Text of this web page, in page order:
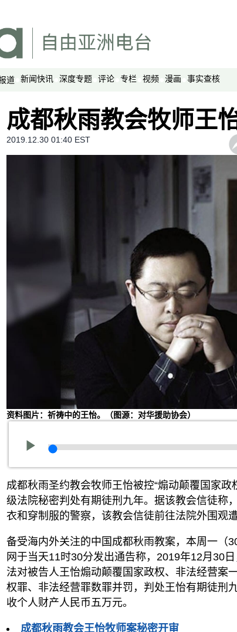
道 新闻快讯 深度专题 评论 专栏 视频 漫画 事实查核
成都秋雨教会牧师王
2019.12.30 01:40 EST
资料图片：祈祷中的王怡。（图源：对华援助协会）
成都秋雨圣约教会牧师王怡被控“煽动颠覆国家政
级法院秘密判处有期徒刑九年。据该教会信徒称
衣和穿制服的警察，该教会信徒前往法院外围观
备受海内外关注的中国成都秋雨教案，本周一（
网于当天11时30分发出通告称，2019年12月30
法对被告人王怡煽动颠覆国家政权、非法经营案
权罪、非法经营罪数罪并罚，判处王怡有期徒刑
收个人财产人民币五万元。
成都秋雨教会王怡牧师案秘密开审